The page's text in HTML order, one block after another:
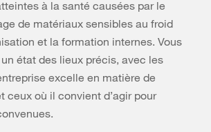
à la santé causées par le
de matériaux sensibles au froid
et la formation internes. Vous
état des lieux précis, avec les
excelle en matière de
ceux où il convient d’agir pour